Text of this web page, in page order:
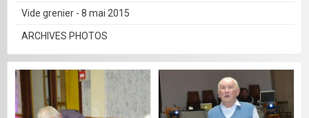
Vide grenier - 8 mai 2015
ARCHIVES PHOTOS